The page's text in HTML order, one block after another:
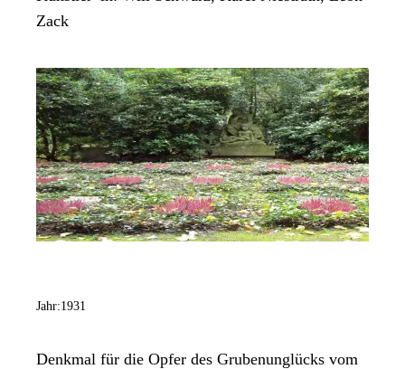
Zack
Jahr:1931
Denkmal für die Opfer des Grubenunglücks vom